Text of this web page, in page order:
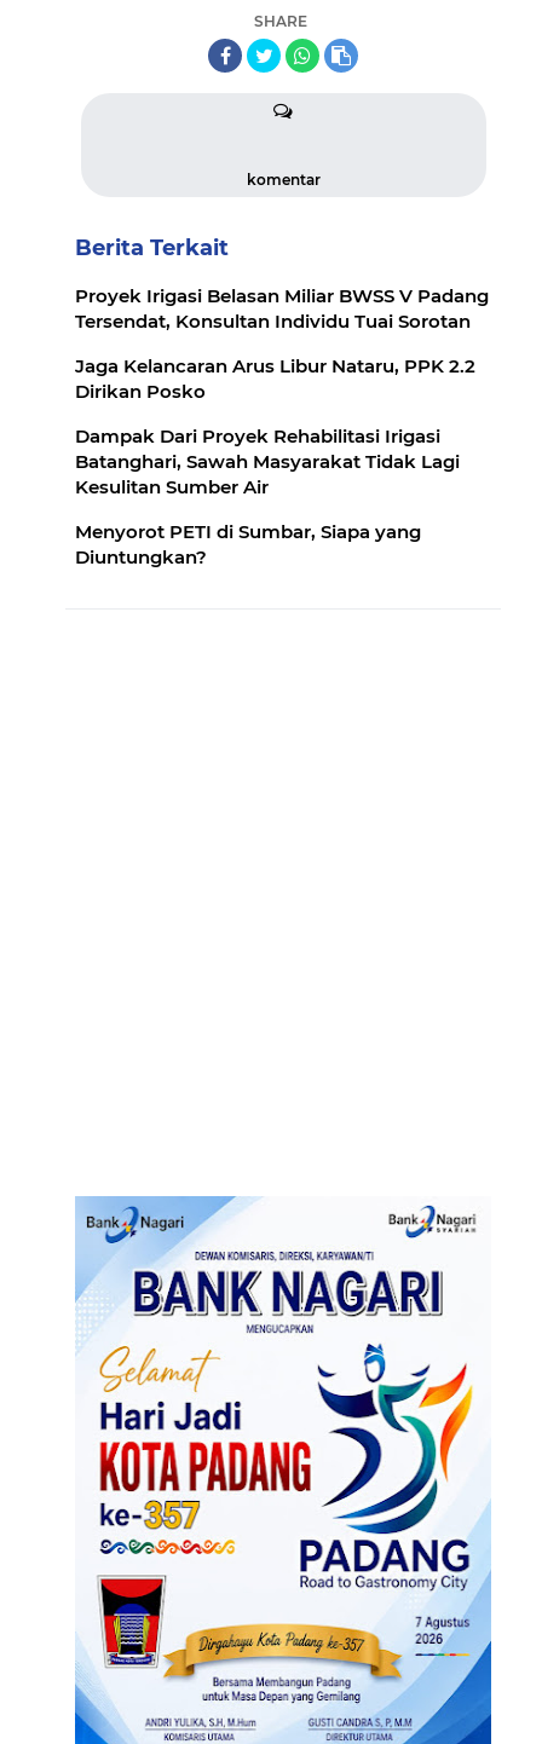
SHARE
komentar
Berita Terkait
Proyek Irigasi Belasan Miliar BWSS V Padang
Tersendat, Konsultan Individu Tuai Sorotan
Jaga Kelancaran Arus Libur Nataru, PPK 2.2
Dirikan Posko
Dampak Dari Proyek Rehabilitasi Irigasi
Batanghari, Sawah Masyarakat Tidak Lagi
Kesulitan Sumber Air
Menyorot PETI di Sumbar, Siapa yang
Diuntungkan?